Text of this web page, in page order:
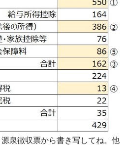
源泉徴収票から書き写してね。他